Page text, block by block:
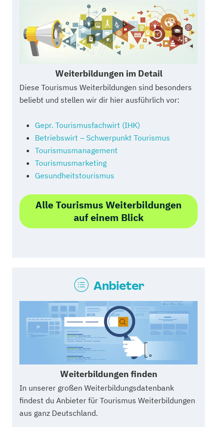
Weiterbildungen im Detail
Diese Tourismus Weiterbildungen sind besonders
beliebt und stellen wir dir hier ausführlich vor:
Gepr. Tourismusfachwirt (IHK)
Betriebswirt – Schwerpunkt Tourismus
Tourismusmanagement
Tourismusmarketing
Gesundheitstourismus
Alle Tourismus Weiterbildungen
auf einem Blick
Anbieter
Weiterbildungen finden
In unserer großen Weiterbildungsdatenbank
findest du Anbieter für Tourismus Weiterbildungen
aus ganz Deutschland.